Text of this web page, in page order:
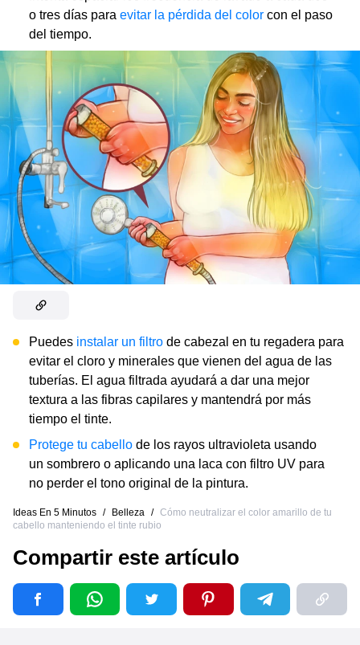
o tres días para evitar la pérdida del color con el paso
del tiempo.
Puedes instalar un filtro de cabezal en tu regadera para
evitar el cloro y minerales que vienen del agua de las
tuberías. El agua filtrada ayudará a dar una mejor
textura a las fibras capilares y mantendrá por más
tiempo el tinte.
Protege tu cabello de los rayos ultravioleta usando
un sombrero o aplicando una laca con filtro UV para
no perder el tono original de la pintura.
Ideas En 5 Minutos / Belleza / Cómo neutralizar el color amarillo de tu
cabello manteniendo el tinte rubio
Compartir este artículo